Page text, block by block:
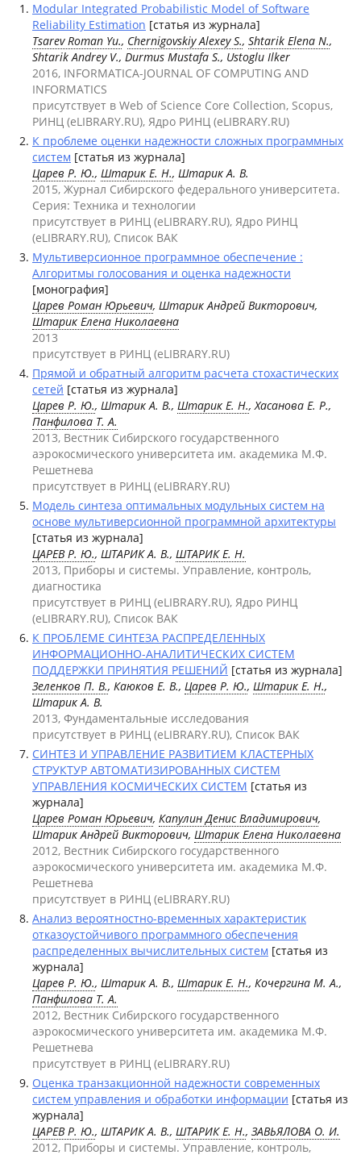
Modular Integrated Probabilistic Model of Software
Reliability Estimation [статья из журнала]
Tsarev Roman Yu., Chernigovskiy Alexey S., Shtarik Elena N.,
Shtarik Andrey V., Durmus Mustafa S., Ustoglu Ilker
2016, INFORMATICA-JOURNAL OF COMPUTING AND
INFORMATICS
присутствует в Web of Science Core Collection, Scopus,
РИНЦ (eLIBRARY.RU), Ядро РИНЦ (eLIBRARY.RU)
К проблеме оценки надежности сложных программных
систем [статья из журнала]
Царев Р. Ю., Штарик Е. Н., Штарик А. В.
2015, Журнал Сибирского федерального университета.
Серия: Техника и технологии
присутствует в РИНЦ (eLIBRARY.RU), Ядро РИНЦ
(eLIBRARY.RU), Список ВАК
Мультиверсионное программное обеспечение :
Алгоритмы голосования и оценка надежности
[монография]
Царев Роман Юрьевич, Штарик Андрей Викторович,
Штарик Елена Николаевна
2013
присутствует в РИНЦ (eLIBRARY.RU)
Прямой и обратный алгоритм расчета стохастических
сетей [статья из журнала]
Царев Р. Ю., Штарик А. В., Штарик Е. Н., Хасанова Е. Р.,
Панфилова Т. А.
2013, Вестник Сибирского государственного
аэрокосмического университета им. академика М.Ф.
Решетнева
присутствует в РИНЦ (eLIBRARY.RU)
Модель синтеза оптимальных модульных систем на
основе мультиверсионной программной архитектуры
[статья из журнала]
ЦАРЕВ Р. Ю., ШТАРИК А. В., ШТАРИК Е. Н.
2013, Приборы и системы. Управление, контроль,
диагностика
присутствует в РИНЦ (eLIBRARY.RU), Ядро РИНЦ
(eLIBRARY.RU), Список ВАК
К ПРОБЛЕМЕ СИНТЕЗА РАСПРЕДЕЛЕННЫХ
ИНФОРМАЦИОННО-АНАЛИТИЧЕСКИХ СИСТЕМ
ПОДДЕРЖКИ ПРИНЯТИЯ РЕШЕНИЙ [статья из журнала]
Зеленков П. В., Каюков Е. В., Царев Р. Ю., Штарик Е. Н.,
Штарик А. В.
2013, Фундаментальные исследования
присутствует в РИНЦ (eLIBRARY.RU), Список ВАК
СИНТЕЗ И УПРАВЛЕНИЕ РАЗВИТИЕМ КЛАСТЕРНЫХ
СТРУКТУР АВТОМАТИЗИРОВАННЫХ СИСТЕМ
УПРАВЛЕНИЯ КОСМИЧЕСКИХ СИСТЕМ [статья из
журнала]
Царев Роман Юрьевич, Капулин Денис Владимирович,
Штарик Андрей Викторович, Штарик Елена Николаевна
2012, Вестник Сибирского государственного
аэрокосмического университета им. академика М.Ф.
Решетнева
присутствует в РИНЦ (eLIBRARY.RU)
Анализ вероятностно-временных характеристик
отказоустойчивого программного обеспечения
распределенных вычислительных систем [статья из
журнала]
Царев Р. Ю., Штарик А. В., Штарик Е. Н., Кочергина М. А.,
Панфилова Т. А.
2012, Вестник Сибирского государственного
аэрокосмического университета им. академика М.Ф.
Решетнева
присутствует в РИНЦ (eLIBRARY.RU)
Оценка транзакционной надежности современных
систем управления и обработки информации [статья из
журнала]
ЦАРЕВ Р. Ю., ШТАРИК А. В., ШТАРИК Е. Н., ЗАВЬЯЛОВА О. И.
2012, Приборы и системы. Управление, контроль,